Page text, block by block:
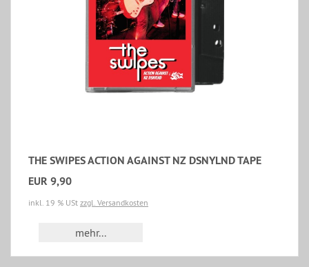
THE SWIPES ACTION AGAINST NZ DSNYLND TAPE
EUR 9,90
inkl. 19 % USt zzgl. Versandkosten
mehr...